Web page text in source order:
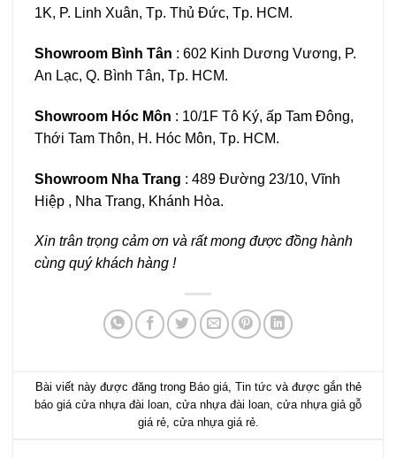
1K, P. Linh Xuân, Tp. Thủ Đức, Tp. HCM.
Showroom Bình Tân : 602 Kinh Dương Vương, P.
An Lạc, Q. Bình Tân, Tp. HCM.
Showroom Hóc Môn : 10/1F Tô Ký, ấp Tam Đông,
Thới Tam Thôn, H. Hóc Môn, Tp. HCM.
Showroom Nha Trang : 489 Đường 23/10, Vĩnh
Hiệp , Nha Trang, Khánh Hòa.
Xin trân trọng cảm ơn và rất mong được đồng hành
cùng quý khách hàng !
Bài viết này được đăng trong Báo giá, Tin tức và được gắn thẻ
báo giá cửa nhựa đài loan cửa nhựa đài loan cửa nhựa giả gỗ
giá rẻ, cửa nhựa giá rẻ.